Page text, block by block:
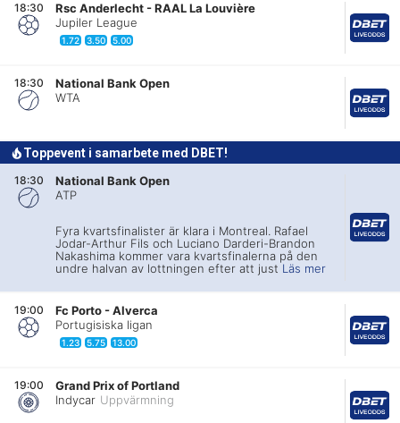
18:30 Rsc Anderlecht -RAAL La Louvière
Jupiler League
1.72 3.50 5.00
18:30
National Bank Open
WTA
Toppevent i samarbete med DBET!
18:30
National Bank Open
ATP
Fyra kvartsfinalister är klara i Montreal. Rafael
Jodar-Arthur Fils och Luciano Darderi-Brandon
Nakashima kommer vara kvartsfinalerna på den
undre halvan av lottningen efter att just Läs mer
19:00 Fc Porto -Alverca
Portugisiska ligan
1.23 5.75 13.00
19:00
Grand Prix of Portland
Indycar Uppvärmning